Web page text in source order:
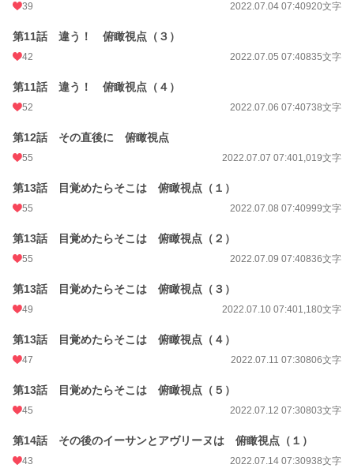
39 2022.07.04 07:40920文字
第11話 違う！ 俯瞰視点（３）
42 2022.07.05 07:40835文字
第11話 違う！ 俯瞰視点（４）
52 2022.07.06 07:40738文字
第12話 その直後に 俯瞰視点
55 2022.07.07 07:401,019文字
第13話 目覚めたらそこは 俯瞰視点（１）
55 2022.07.08 07:40999文字
第13話 目覚めたらそこは 俯瞰視点（２）
55 2022.07.09 07:40836文字
第13話 目覚めたらそこは 俯瞰視点（３）
49 2022.07.10 07:401,180文字
第13話 目覚めたらそこは 俯瞰視点（４）
47 2022.07.11 07:30806文字
第13話 目覚めたらそこは 俯瞰視点（５）
45 2022.07.12 07:30803文字
第14話 その後のイーサンとアヴリーヌは 俯瞰視点（１）
43 2022.07.14 07:30938文字